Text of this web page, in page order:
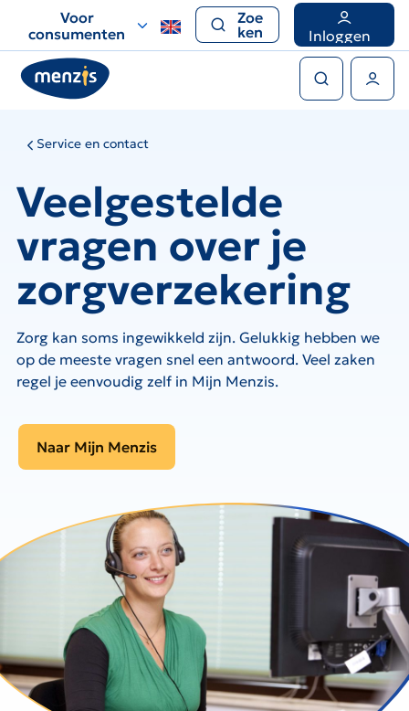
voor
snelle
navigatie
Voor
consumenten
Zoe
ken
Inloggen
Service en contact
Veelgestelde
vragen over je
zorgverzekering
Zorg kan soms ingewikkeld zijn. Gelukkig hebben we
op de meeste vragen snel een antwoord. Veel zaken
regel je eenvoudig zelf in Mijn Menzis.
Naar Mijn Menzis